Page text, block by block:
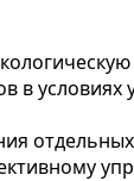
в условиях